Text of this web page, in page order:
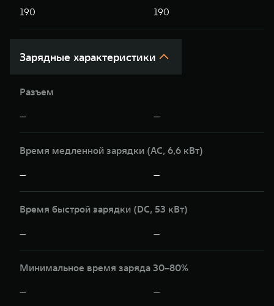
190 190
Зарядные характеристики
Разъем
— —
Время медленной зарядки (AC, 6,6 кВт)
— —
Время быстрой зарядки (DC, 53 кВт)
— —
Минимальное время заряда 30–80%
— —